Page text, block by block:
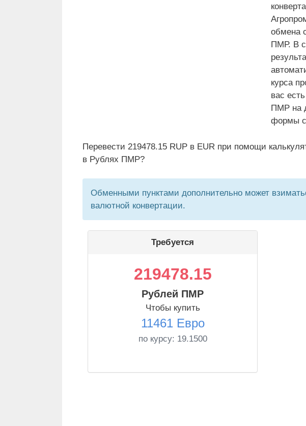
обмена
ПМР. В
курса
вас
ПМР на
формы
Перевести 219478.15 RUP в EUR при помощи
в Рублях ПМР?
Обменными пунктами дополнительно может
валютной конвертации.
Требуется
219478.15
Рублей ПМР
Чтобы купить
11461 Евро
по курсу: 19.1500